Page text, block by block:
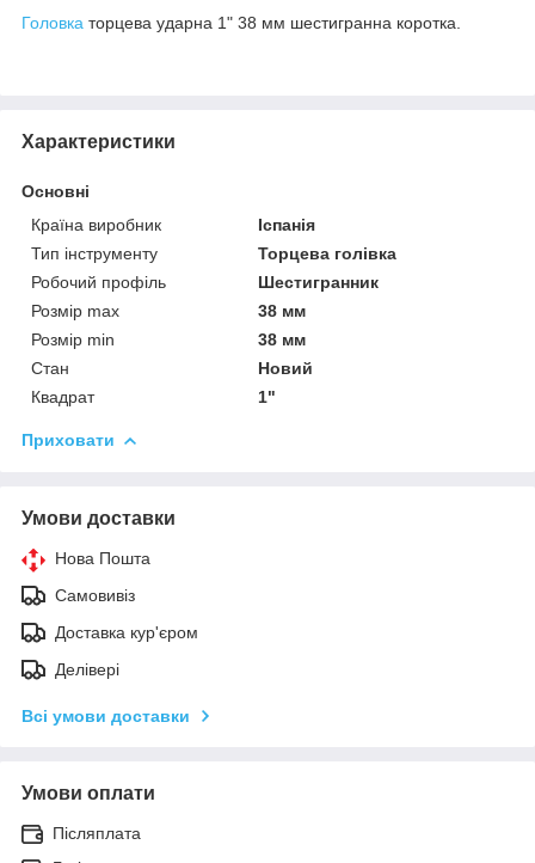
Головка торцева ударна 1" 38 мм шестигранна коротка.
Характеристики
Основні
Країна виробник
Іспанія
Тип інструменту
Торцева голівка
Робочий профіль
Шестигранник
Розмір max
38 мм
Розмір min
38 мм
Стан
Новий
Квадрат
1"
Приховати
Умови доставки
Нова Пошта
Самовивіз
Доставка кур'єром
Делівері
Всі умови доставки
Умови оплати
Післяплата